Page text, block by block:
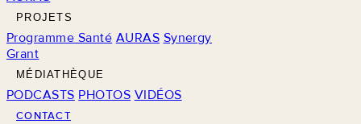
PROJETS
Programme Santé AURAS Synergy
Grant
MÉDIATHÈQUE
PODCASTS PHOTOS VIDÉOS
CONTACT